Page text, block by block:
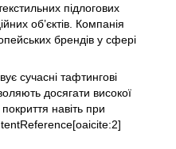
підлогових
об’єктів. Компанія
брендів у сфері
сучасні тафтингові
досягати високої
покриття навіть при